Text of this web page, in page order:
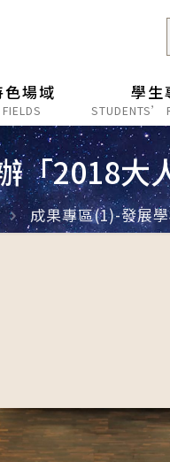
色場域
FIELDS
學生
STUDENTS’
「2018大
成果專區(1)-發展